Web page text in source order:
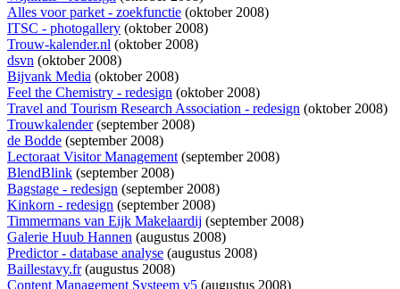
Alles voor parket - zoekfunctie (oktober 2008)
ITSC - photogallery (oktober 2008)
Trouw-kalender.nl (oktober 2008)
dsvn (oktober 2008)
Bijvank Media (oktober 2008)
Feel the Chemistry - redesign (oktober 2008)
Travel and Tourism Research Association - redesign (oktober 2008)
Trouwkalender(september 2008)
de Bodde (september 2008)
Lectoraat Visitor Management(september 2008)
BlendBlink (september 2008)
Bagstage - redesign (september 2008)
Kinkorn - redesign (september 2008)
Timmermans van Eijk Makelaardij (september 2008)
Galerie Huub Hannen (augustus 2008)
Predictor - database analyse (augustus 2008)
Baillestavy.fr(augustus 2008)
Content Management Systeem v5 (augustus 2008)